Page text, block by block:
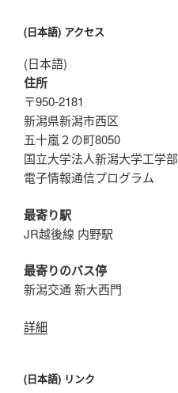
(日本語) アクセス
(日本語)
住所
〒950-2181
新潟県新潟市西区
五十嵐２の町8050
国立大学法人新潟大学工学部
電子情報通信プログラム
最寄り駅
JR越後線 内野駅
最寄りのバス停
新潟交通 新大西門
詳細
(日本語) リンク